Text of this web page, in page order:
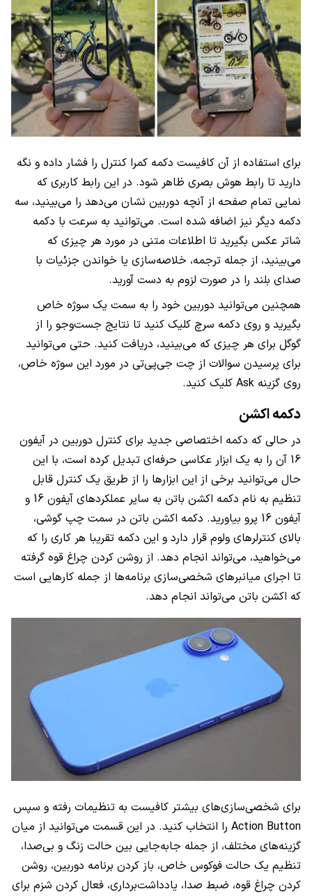
برای استفاده از آن کافیست دکمه کمرا کنترل را فشار داده و نگه
دارید تا رابط هوش بصری ظاهر شود. در این رابط کاربری که
نمایی تمام صفحه از آنچه دوربین نشان می‌دهد را می‌بینید، سه
دکمه دیگر نیز اضافه شده است. می‌توانید به سرعت با دکمه
شاتر عکس بگیرید تا اطلاعات متنی در مورد هر چیزی که
می‌بینید، از جمله ترجمه، خلاصه‌سازی یا خواندن جزئیات با
صدای بلند را در صورت لزوم به دست آورید.
همچنین می‌توانید دوربین خود را به سمت یک سوژه خاص
بگیرید و روی دکمه سرچ کلیک کنید تا نتایج جست‌وجو را از
گوگل برای هر چیزی که می‌بینید، دریافت کنید. حتی می‌توانید
برای پرسیدن سوالات از چت جی‌پی‌تی در مورد این سوژه خاص،
روی گزینه Ask کلیک کنید.
دکمه اکشن
در حالی که دکمه اختصاصی جدید برای کنترل دوربین در آیفون
16 آن را به یک ابزار عکاسی حرفه‌ای تبدیل کرده است، با این
حال می‌توانید برخی از این ابزارها را از طریق یک کنترل قابل
تنظیم به نام دکمه اکشن باتن به سایر عملکردهای آیفون 16 و
آیفون 16 پرو بیاورید. دکمه اکشن باتن در سمت چپ گوشی،
بالای کنترلرهای ولوم قرار دارد و این دکمه تقریبا هر کاری را که
می‌خواهید، می‌تواند انجام دهد. از روشن کردن چراغ قوه گرفته
تا اجرای میانبرهای شخصی‌سازی برنامه‌ها از جمله کارهایی است
که اکشن باتن می‌تواند انجام دهد.
برای شخصی‌سازی‌های بیشتر کافیست به تنظیمات رفته و سپس
Action Button را انتخاب کنید. در این قسمت می‌توانید از میان
گزینه‌های مختلف، از جمله جابه‌جایی بین حالت زنگ و بی‌صدا،
تنظیم یک حالت فوکوس خاص، باز کردن برنامه دوربین، روشن
کردن چراغ قوه، ضبط صدا، یادداشت‌برداری، فعال کردن شزم برای